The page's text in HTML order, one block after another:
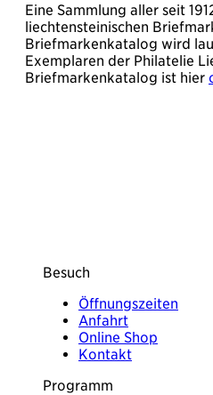
Eine Sammlung aller seit
liechtensteinischen
Briefmarkenkatalog wird
Exemplaren der Philatelie
Briefmarkenkatalog ist hier
Besuch
Öffnungszeiten
Anfahrt
Online Shop
Kontakt
Programm